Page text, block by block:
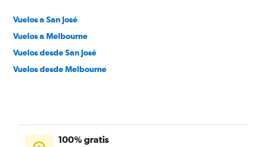
Vuelos a San José
Vuelos a Melbourne
Vuelos desde San José
Vuelos desde Melbourne
100% gratis